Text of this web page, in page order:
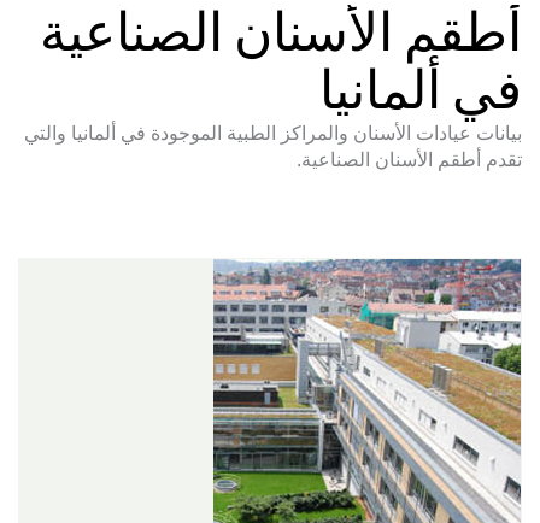
أطقم الأسنان الصناعية
في ألمانيا
بيانات عيادات الأسنان والمراكز الطبية الموجودة في ألمانيا والتي
تقدم أطقم الأسنان الصناعية.